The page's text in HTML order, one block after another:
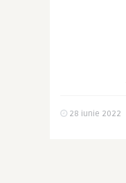
28 iunie 2022